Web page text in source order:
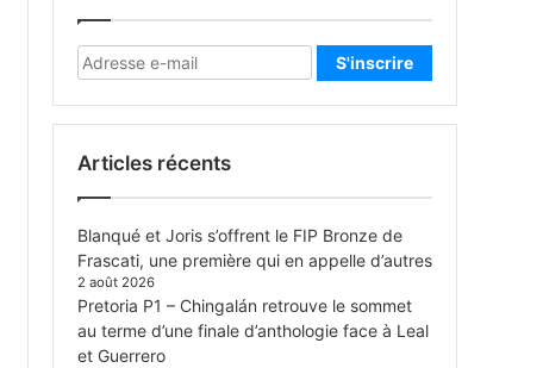
Articles récents
Blanqué et Joris s’offrent le FIP Bronze de
Frascati, une première qui en appelle d’autres
2 août 2026
Pretoria P1 – Chingalán retrouve le sommet
au terme d’une finale d’anthologie face à Leal
et Guerrero